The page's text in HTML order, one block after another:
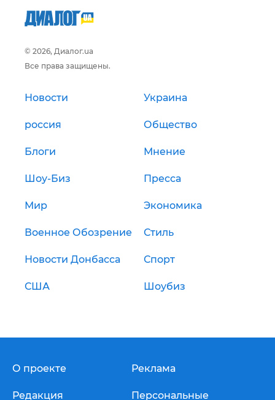
© 2026, Диалог.ua
Все права защищены.
Новости Украина
россия Общество
Блоги Мнение
Шоу-Биз Пресса
Мир Экономика
Военное Обозрение Стиль
Новости Донбасса Спорт
США Шоубиз
О проекте
Редакция
Реклама
Персональные